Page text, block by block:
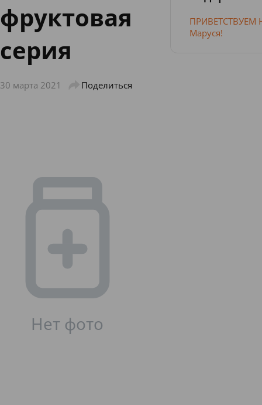
фруктовая
серия
30 марта 2021 Поделиться
Маруся!